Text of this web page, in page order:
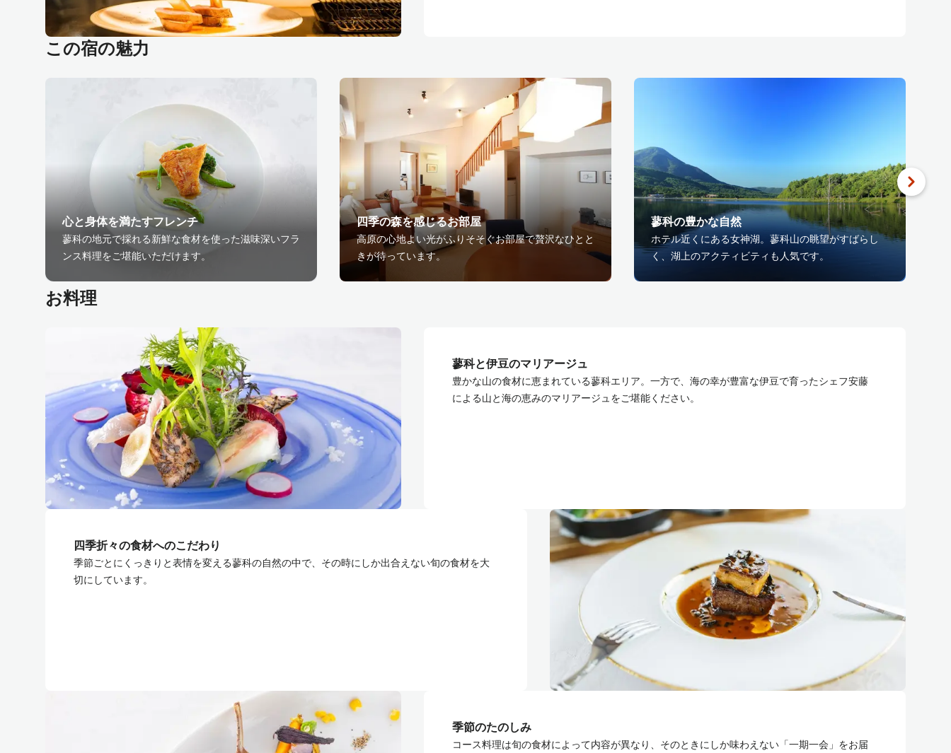
この宿の魅力
⼼と⾝体を満たすフレンチ
蓼科の地元で採れる新鮮な食材を使った滋味深いフラ
ンス料理をご堪能いただけます。
四季の森を感じるお部屋
高原の心地よい光がふりそそぐお部屋で贅沢なひとと
きが待っています。
蓼科の豊かな⾃然
ホテル近くにある女神湖。蓼科山の眺望がすばらし
く、湖上のアクティビティも人気です。
お料理
蓼科と伊⾖のマリアージュ
豊かな山の食材に恵まれている蓼科エリア。一方で、海の幸が豊富な伊豆で育ったシェフ安藤
による山と海の恵みのマリアージュをご堪能ください。
四季折々の食材へのこだわり
季節ごとにくっきりと表情を変える蓼科の自然の中で、その時にしか出合えない旬の食材を大
切にしています。
季節のたのしみ
コース料理は旬の食材によって内容が異なり、そのときにしか味わえない「一期一会」をお届